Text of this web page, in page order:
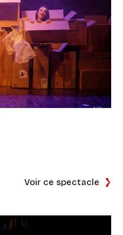
Voir ce spectacle